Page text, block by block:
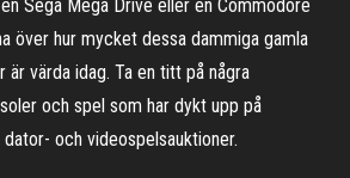
Sega Mega Drive eller en Commodore
över hur mycket dessa dammiga gamla
är värda idag. Ta en titt på några
och spel som har dykt upp på
och videospelsauktioner.